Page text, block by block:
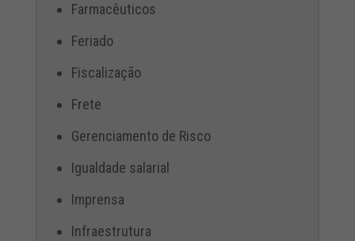
Farmacêuticos
Feriado
Fiscalização
Frete
Gerenciamento de Risco
Igualdade salarial
Imprensa
Infraestrutura